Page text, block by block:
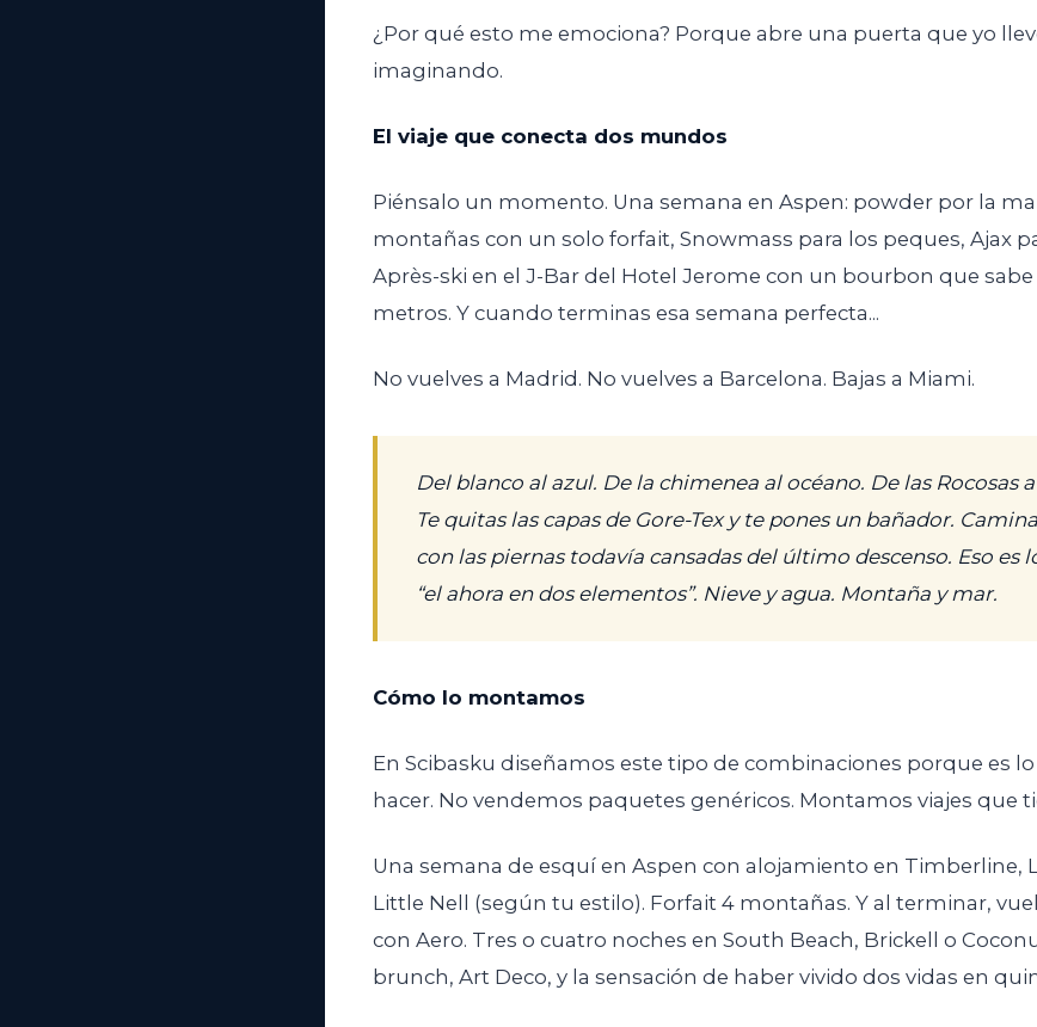
¿Por qué esto me emociona? Porque abre una puerta que yo
imaginando.
El viaje que conecta dos mundos
Piénsalo un momento. Una semana en Aspen: powder por la
montañas con un solo forfait, Snowmass para los peques, Ajax
Après-ski en el J-Bar del Hotel Jerome con un bourbon que sabe
metros. Y cuando terminas esa semana perfecta...
No vuelves a Madrid. No vuelves a Barcelona. Bajas a Miami.
Del blanco al azul. De la chimenea al océano. De las Rocosas
Te quitas las capas de Gore-Tex y te pones un bañador.
con las piernas todavía cansadas del último descenso. Eso es
“el ahora en dos elementos”. Nieve y agua. Montaña y mar.
Cómo lo montamos
En Scibasku diseñamos este tipo de combinaciones porque es
hacer. No vendemos paquetes genéricos. Montamos viajes que
Una semana de esquí en Aspen con alojamiento en Timberline,
Little Nell (según tu estilo). Forfait 4 montañas. Y al terminar,
con Aero. Tres o cuatro noches en South Beach, Brickell o
brunch, Art Deco, y la sensación de haber vivido dos vidas en